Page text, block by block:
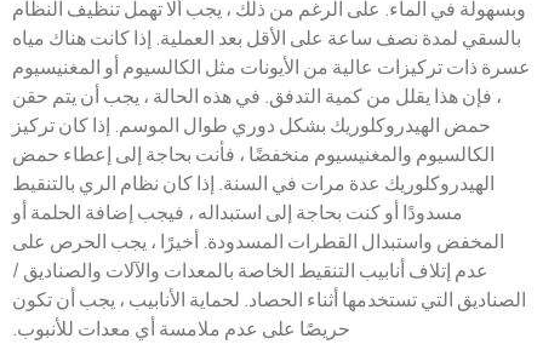
وبسهولة في الماء. على الرغم من ذلك ، يجب ألا تهمل تنظيف النظام
بالسقي لمدة نصف ساعة على الأقل بعد العملية. إذا كانت هناك مياه
عسرة ذات تركيزات عالية من الأيونات مثل الكالسيوم أو المغنيسيوم
، فإن هذا يقلل من كمية التدفق. في هذه الحالة ، يجب أن يتم حقن
حمض الهيدروكلوريك بشكل دوري طوال الموسم. إذا كان تركيز
الكالسيوم والمغنيسيوم منخفضًا ، فأنت بحاجة إلى إعطاء حمض
الهيدروكلوريك عدة مرات في السنة. إذا كان نظام الري بالتنقيط
مسدودًا أو كنت بحاجة إلى استبداله ، فيجب إضافة الحلمة أو
المخفض واستبدال القطرات المسدودة. أخيرًا ، يجب الحرص على
عدم إتلاف أنابيب التنقيط الخاصة بالمعدات والآلات والصناديق /
الصناديق التي تستخدمها أثناء الحصاد. لحماية الأنابيب ، يجب أن تكون
حريصًا على عدم ملامسة أي معدات للأنبوب.